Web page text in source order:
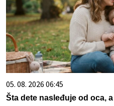
05. 08. 2026 06:45
Šta dete nasleđuje od oca,